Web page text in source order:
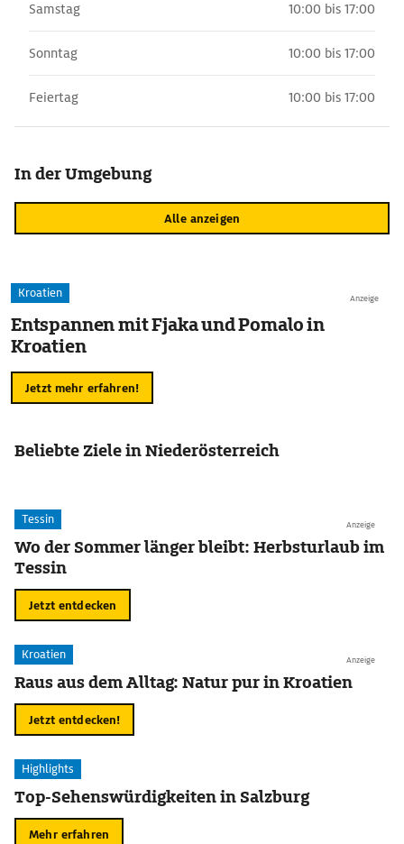
Samstag 10:00 bis 17:00
Sonntag 10:00 bis 17:00
Feiertag 10:00 bis 17:00
In der Umgebung
Alle anzeigen
Anzeige
Kroatien
Entspannen mit Fjaka und Pomalo in
Kroatien
Jetzt mehr erfahren!
Beliebte Ziele in Niederösterreich
Anzeige
Tessin
Wo der Sommer länger bleibt: Herbsturlaub im
Tessin
Jetzt entdecken
Anzeige
Kroatien
Raus aus dem Alltag: Natur pur in Kroatien
Jetzt entdecken!
Highlights
Top-Sehenswürdigkeiten in Salzburg
Mehr erfahren